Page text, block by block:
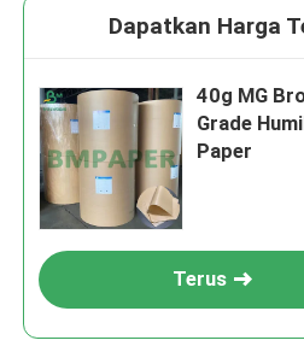
Dapatkan Harga
40g MG
Grade
Paper
Terus